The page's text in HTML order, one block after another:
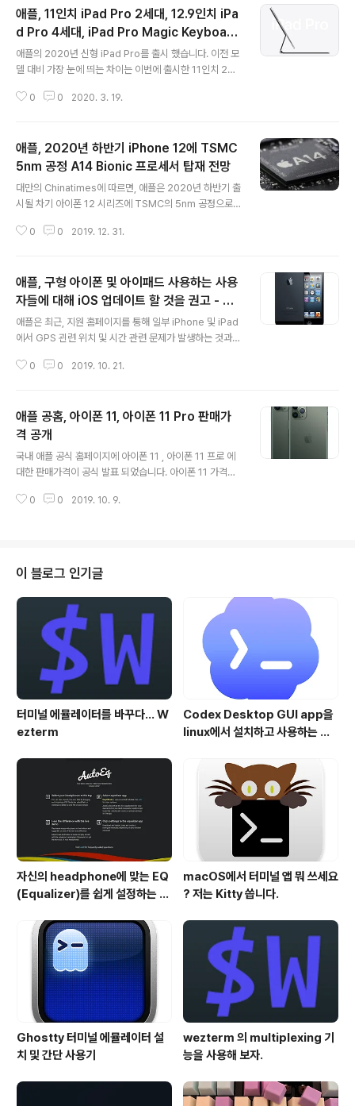
애플, 11인치 iPad Pro 2세대, 12.9인치 iPa
d Pro 4세대, iPad Pro Magic Keyboard
출시
애플의 2020년 신형 iPad Pro를 출시 했습니다. 이전 모
델 대비 가장 눈에 띄는 차이는 이번에 출시한 11인치 2세
공한다는 점 입니다. 이전 모델에서는 12.9인치 iPad Pro
지이며, 저장용량 옵션은 128GB, 256GB, 512GB, 1T
B 4가지로, 128GB를 기준으로 256GB 13만원, 512G
B 39만원, 1TB 65만원 추가 됩니다. 이전 모델이 64GB
부터 시작했으니, 기본 저장용량이 우선 2배로 늘어난 셈
9인치 기본형은 129..
0 0 2020. 3. 19.
애플, 2020년 하반기 iPhone 12에 TSMC
5nm 공정 A14 Bionic 프로세서 탑재 전망
대만의 Chinatimes에 따르면, 애플은 2020년 하반기 출
시될 차기 아이폰 12 시리즈에 TSMC의 5nm 공정으로
다. 현재까지 5nm 공정의 상용 프로세서 양산이 예고된 곳
것이고, 하반기에 iPhone 12 시리즈를 출시, A14 프로세
서와 Qualcomm의 7nm 공정 X55 칩셋을 통한 5G 통
신 지원 및 ToF 지원(아이폰 12 Pro/ Pro Max) 카메라
로 업그레이드될 것 같습니다. 공급망에 따르면, iPhone 1
는 6.1인치, 그리고..
0 0 2019. 12. 31.
애플, 구형 아이폰 및 아이패드 사용하는 사용
자들에 대해 iOS 업데이트 할 것을 권고 - GP
S 롤오버 문제
애플은 최근, 지원 홈페이지를 통해 일부 iPhone 및 iPad
에서 GPS 괸련 위치 및 시간 관련 문제가 발생하는 것과
을 보면, 2012년 이전에 출시된 구형 아이폰 및 아이패드
업데이트 해야 한다고 밝히고 있습니다. 이유는 "GPS 시
간 롤오버" 문제 때문인데, 미국의 GPS는 2진법 숫자 10
자리로 매 주(Week)를 기준으로 한 시간 정보로 표현 되
는데, 2진수 10자리로 표현할 수 있는 최대 숫자가 1024
정(reset)되어 다시 1주 부터 시간이 계산..
0 0 2019. 10. 21.
애플 공홈, 아이폰 11, 아이폰 11 Pro 판매가
격 공개
국내 애플 공식 홈페이지에 아이폰 11 , 아이폰 11 프로 에
대한 판매가격이 공식 발표 되었습니다. 아이폰 11 가격을
06만원 - 256GB, 120만원 아이폰 11 Pro - 64GB, 13
re+ 옵션은 아이폰 11의 경우 19만 9천원, 아이폰 11 Pr
o/Pro Max 의 경우 26만 9천원 이며, 저장용량에 따른
차이는 없습니다. 당초 예상 보다 가격이 좀 높아졌습니다.
다른 기기에 대한 환율과 좀 다르네요. 스마트폰..
0 0 2019. 10. 9.
이 블로그 인기글
터미널 에뮬레이터를 바꾸다... W
ezterm
Codex Desktop GUI app을
linux에서 설치하고 사용하는 방
자신의 headphone에 맞는 EQ
(Equalizer)를 쉽게 설정하는 방
macOS에서 터미널 앱 뭐 쓰세요
? 저는 Kitty 씁니다.
Ghostty 터미널 에뮬레이터 설
치 및 간단 사용기
wezterm 의 multiplexing 기
능을 사용해 보자.